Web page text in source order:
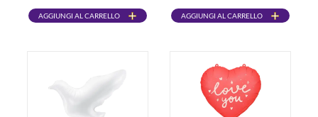
AGGIUNGI AL CARRELLO AGGIUNGI AL CARRELLO